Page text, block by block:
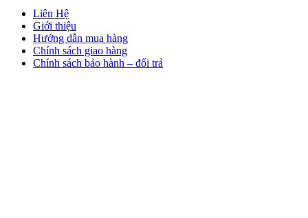
Liên Hệ
Giới thiệu
Hướng dẫn mua hàng
Chính sách giao hàng
Chính sách bảo hành – đổi trả